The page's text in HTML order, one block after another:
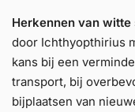
Herkennen van witte
door Ichthyopthirius
kans bij een
transport, bij
bijplaatsen van